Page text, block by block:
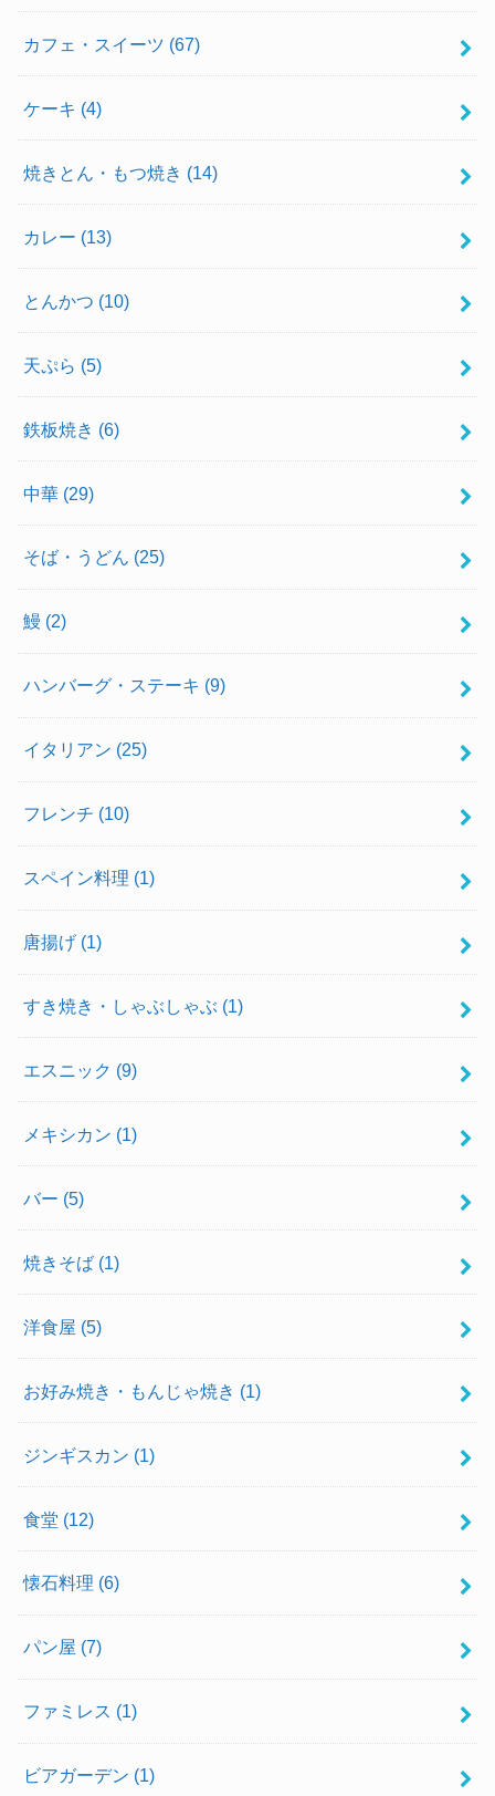
カフェ・スイーツ (67)
ケーキ (4)
焼きとん・もつ焼き (14)
カレー (13)
とんかつ (10)
天ぷら (5)
鉄板焼き (6)
中華 (29)
そば・うどん (25)
鰻 (2)
ハンバーグ・ステーキ (9)
イタリアン (25)
フレンチ (10)
スペイン料理 (1)
唐揚げ (1)
すき焼き・しゃぶしゃぶ (1)
エスニック (9)
メキシカン (1)
バー (5)
焼きそば (1)
洋食屋 (5)
お好み焼き・もんじゃ焼き (1)
ジンギスカン (1)
食堂 (12)
懐石料理 (6)
パン屋 (7)
ファミレス (1)
ビアガーデン (1)